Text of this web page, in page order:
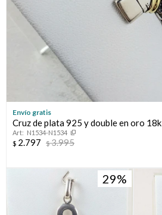
Envío gratis
Cruz de plata 925 y double en oro 18k
N1534-N1534
$ 2.797 $3.995
29